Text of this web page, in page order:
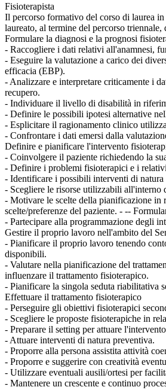
Fisioterapista
Il percorso formativo del corso di laurea
laureato, al termine del percorso triennale,
Formulare la diagnosi e la prognosi
- Raccogliere i dati relativi all'anamnesi,
- Eseguire la valutazione a carico dei
efficacia (EBP).
- Analizzare e interpretare criticamente i
recupero.
- Individuare il livello di disabilità in
- Definire le possibili ipotesi alternative
- Esplicitare il ragionamento clinico
- Confrontare i dati emersi dalla
Definire e pianificare l'intervento
- Coinvolgere il paziente richiedendo la
- Definire i problemi fisioterapici e i
- Identificare i possibili interventi di
- Scegliere le risorse utilizzabili all'interno
- Motivare le scelte della pianificazione in
scelte/preferenze del paziente. - --
- Partecipare alla programmazione degli
Gestire il proprio lavoro nell'ambito del
- Pianificare il proprio lavoro tenendo
disponibili.
- Valutare nella pianificazione del
influenzare il trattamento fisioterapico.
- Pianificare la singola seduta riabilitativa
Effettuare il trattamento fisioterapico
- Perseguire gli obiettivi fisioterapici
- Scegliere le proposte fisioterapiche in
- Preparare il setting per attuare
- Attuare interventi di natura preventiva.
- Proporre alla persona assistita attività
- Proporre e suggerire con creatività
- Utilizzare eventuali ausili/ortesi per
- Mantenere un crescente e continuo